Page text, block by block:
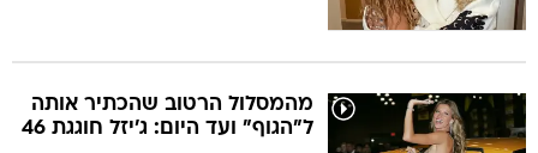
מהמסלול הרטוב שהכתיר אותה
ל"הגוף" ועד היום: ג'יזל חוגגת 46